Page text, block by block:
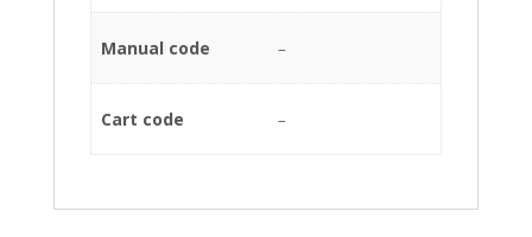
Manual code –
Cart code –